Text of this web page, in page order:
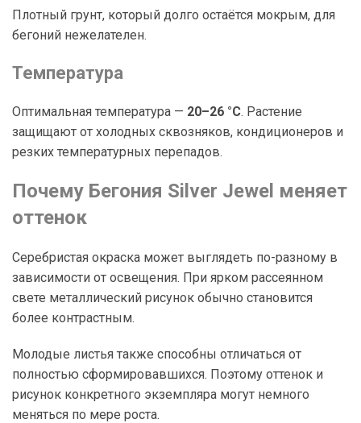
Плотный грунт, который долго остаётся мокрым, для
бегоний нежелателен.
Температура
Оптимальная температура — 20–26 °C. Растение
защищают от холодных сквозняков, кондиционеров и
резких температурных перепадов.
Почему Бегония Silver Jewel меняет
оттенок
Серебристая окраска может выглядеть по-разному в
зависимости от освещения. При ярком рассеянном
свете металлический рисунок обычно становится
более контрастным.
Молодые листья также способны отличаться от
полностью сформировавшихся. Поэтому оттенок и
рисунок конкретного экземпляра могут немного
меняться по мере роста.